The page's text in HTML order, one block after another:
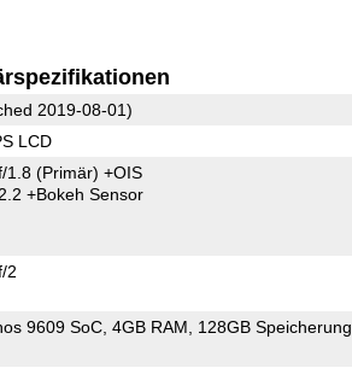
2019-08-01)
LCD
1.8 (Primär) +OIS
+Bokeh Sensor
2
9609 SoC 4GB RAM 128GB Speicherung